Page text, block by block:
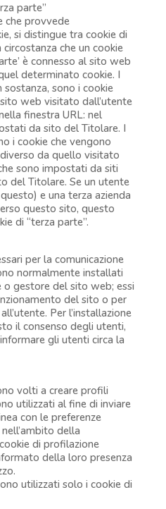
parte”
che provvede
si distingue tra cookie di
che un cookie
è connesso al sito web
determinato cookie. I
sostanza, sono i cookie
web visitato dall’utente
finestra URL: nel
da sito del Titolare. I
i cookie che vengono
da quello visitato
sono impostati da siti
del Titolare. Se un utente
e una terza azienda
questo sito, questo
di “terza parte”.
per la comunicazione
normalmente installati
gestore del sito web; essi
del sito o per
Per l’installazione
il consenso degli utenti,
gli utenti circa la
volti a creare profili
utilizzati al fine di inviare
con le preferenze
della
di profilazione
della loro presenza
utilizzati solo i cookie di